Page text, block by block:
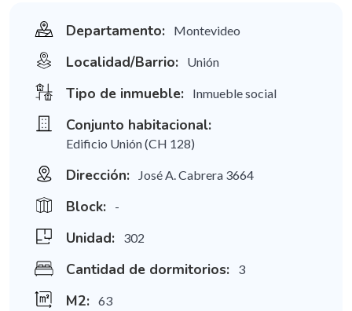
Departamento: Montevideo
Localidad/Barrio: Unión
Tipo de inmueble: Inmueble social
Conjunto habitacional:
Edificio Unión (CH 128)
Dirección: José A. Cabrera 3664
Block: -
Unidad: 302
Cantidad de dormitorios: 3
M2: 63